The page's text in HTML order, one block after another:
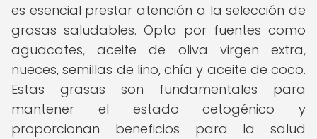
es esencial prestar atención a la selección de
grasas saludables. Opta por fuentes como
aguacates, aceite de oliva virgen extra,
nueces, semillas de lino, chía y aceite de coco.
Estas grasas son fundamentales para
mantener el estado cetogénico y
proporcionan beneficios para la salud